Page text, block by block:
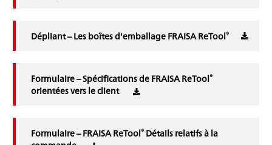
Dépliant – Les boîtes d'emballage FRAISA ReTool®
Formulaire – Spécifications de FRAISA ReTool®
orientées vers le client
Formulaire – FRAISA ReTool® Détails relatifs à la